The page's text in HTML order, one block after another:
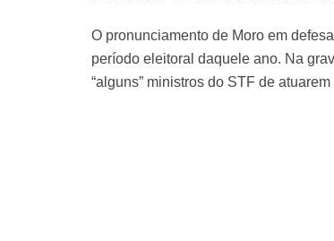
O pronunciamento de Moro em
período eleitoral daquele ano. Na
“alguns” ministros do STF de